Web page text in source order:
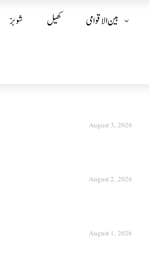
شوبز کھیل بین الا قوامی
August 3, 2026
August 2, 2026
August 1, 2026